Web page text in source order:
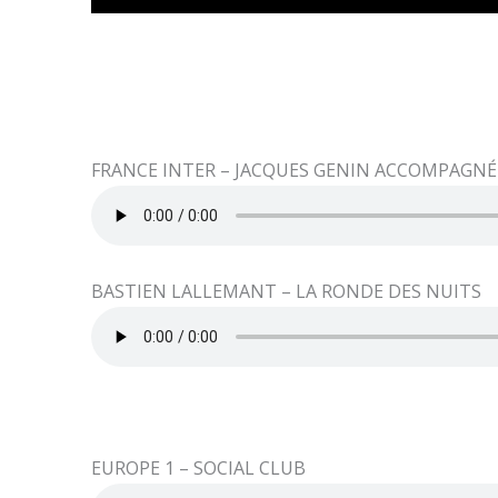
FRANCE INTER – JACQUES GENIN
BASTIEN LALLEMANT – LA RONDE DES NUITS
EUROPE 1 – SOCIAL CLUB